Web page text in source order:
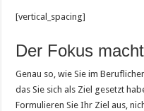
[vertical_spacing]
Der Fokus
Genau so, wie Sie im
das Sie sich als Ziel gesetzt
Formulieren Sie Ihr Ziel aus,